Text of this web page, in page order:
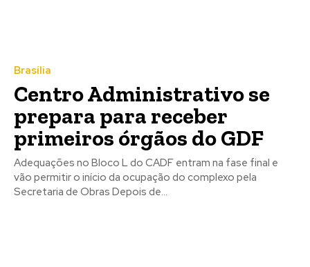
Brasília
Centro Administrativo se
prepara para receber
primeiros órgãos do GDF
Adequações no Bloco L do CADF entram na fase final e
vão permitir o início da ocupação do complexo pela
Secretaria de Obras Depois de...